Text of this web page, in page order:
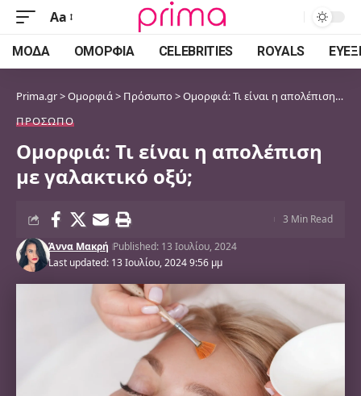
Font
Resizer
Aa
ΜΌΔΑ ΟΜΟΡΦΙΆ CELEBRITIES ROYALS
Prima.gr>Ομορφιά> Πρόσωπο >Ομορφιά: Τι είναι η απολέπιση με γαλακτικό οξύ;
ΠΡΌΣΩΠΟ
Ομορφιά: Τι είναι η απολέπιση
με γαλακτικό οξύ;
Last updated: 13 Ιουλίου, 2024 9:56 μμ
Άννα Μακρή Published: 13 Ιουλίου, 2024
3 Min Read